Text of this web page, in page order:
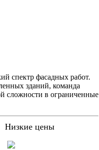
спектр фасадных работ.
зданий, команда
сложности в ограниченные
Низкие цены